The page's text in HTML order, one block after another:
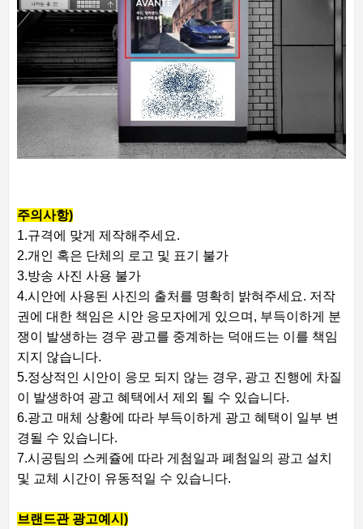
주의사항)
1.규격에 맞게 제작해주세요.
2.개인 혹은 단체의 로고 및 표기 불가
3.방송 사진 사용 불가
4.시안에 사용된 사진의 출처를 명확히 밝혀주세요. 저작
권에 대한 책임은 시안 응모자에게 있으며, 부득이하게 분
쟁이 발생하는 경우 광고를 중계하는 덕애드는 이를 책임
지지 않습니다.
5.정상적인 시안이 응모 되지 않는 경우, 광고 진행에 차질
이 발생하여 광고 혜택에서 제외 될 수 있습니다.
6.광고 매체 상황에 따라 부득이하게 광고 혜택이 일부 변
경될 수 있습니다.
7.시공팀의 스케쥴에 따라 게첨일과 폐첨일의 광고 설치
및 교체 시간이 유동적일 수 있습니다.
브랜드관 광고예시)